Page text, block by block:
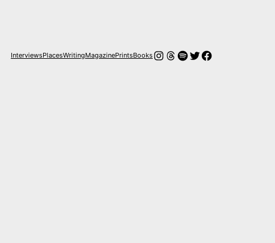
InterviewsPlacesWritingMagazinePrintsBooksInstagram
Hilos
Spotify
Twitter
Facebook